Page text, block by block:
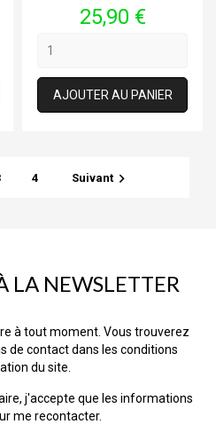
Prix
25,90 €
AJOUTER AU PANIER
4 Suivant 
LA NEWSLETTER
à tout moment. Vous trouverez
de contact dans les conditions
du site.
j'accepte que les informations
me recontacter.